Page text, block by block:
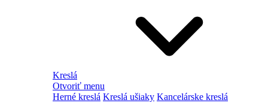
Kreslá
Otvoriť menu
Herné kreslá Kreslá ušiaky Kancelárske kreslá